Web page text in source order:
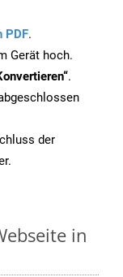
PDF.
Gerät hoch.
.
der
in